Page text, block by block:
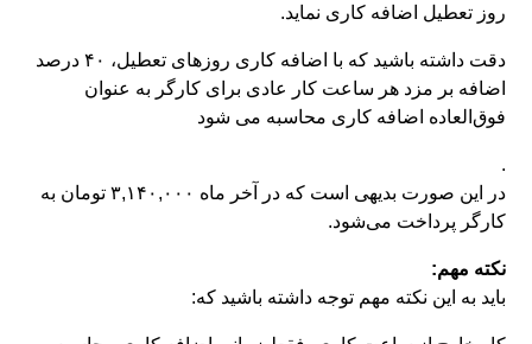
روز تعطیل اضافه کاری نماید.
دقت داشته باشید که با اضافه کاری روزهای تعطیل، ۴۰ درصد
اضافه بر مزد هر ساعت کار عادی برای کارگر به عنوان
فوق‌العاده اضافه کاری محاسبه می شود
.
در این صورت بدیهی است که در آخر ماه ۳,۱۴۰,۰۰۰ تومان به
کارگر پرداخت می‌شود.
نکته مهم:
باید به این نکته مهم توجه داشته باشید که: